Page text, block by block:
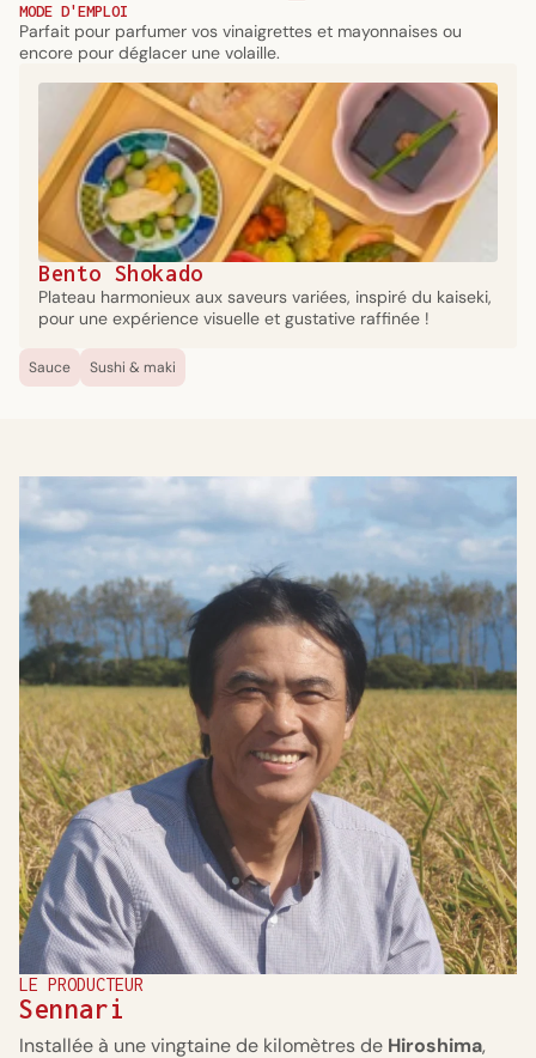
MODE D'EMPLOI
Parfait pour parfumer vos vinaigrettes et mayonnaises ou
encore pour déglacer une volaille.
Bento Shokado
Plateau harmonieux aux saveurs variées, inspiré du kaiseki,
pour une expérience visuelle et gustative raffinée !
Sauce Sushi & maki
LE PRODUCTEUR
Sennari
Installée à une vingtaine de kilomètres de Hiroshima,